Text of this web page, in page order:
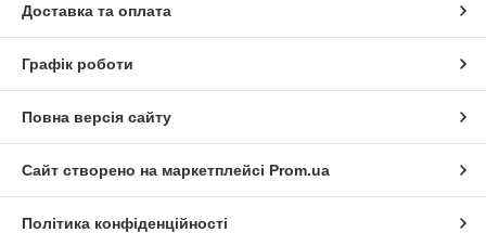
Доставка та оплата
Графік роботи
Повна версія сайту
Сайт створено на маркетплейсі Prom.ua
Політика конфіденційності